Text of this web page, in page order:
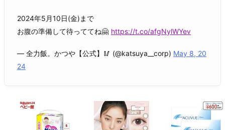
2024年5月10日(金)まで
お腹の準備して待っててね🤗 https://t.co/afgNylWYev
— 全力飯。かつや【公式】🥢 (@katsuya__corp) May 8, 20
24